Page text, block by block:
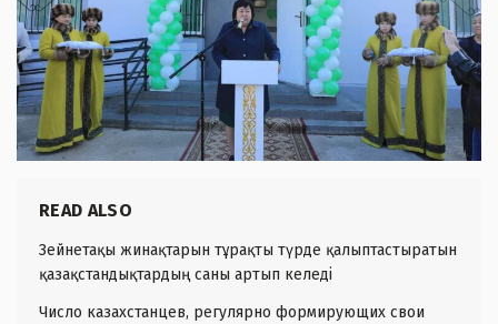
READ ALSO
Зейнетақы жинақтарын тұрақты түрде қалыптастыратын
қазақстандықтардың саны артып келеді
Число казахстанцев, регулярно формирующих свои